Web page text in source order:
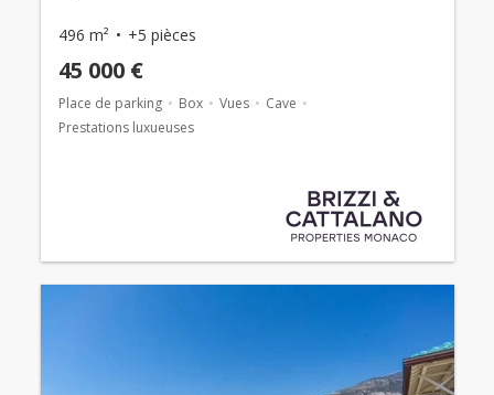
496 m² +5 pièces
45 000 €
Place de parking Box Vues
Cave
Prestations luxueuses